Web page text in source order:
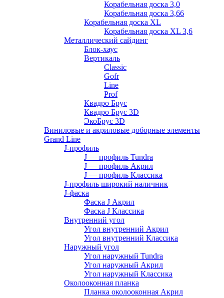
Корабельная доска 3,0
Корабельная доска 3,66
Корабельная доска XL
Корабельная доска XL 3,6
Металлический сайдинг
Блок-хаус
Вертикаль
Classic
Gofr
Line
Prof
Квадро Брус
Квадро Брус 3D
ЭкоБрус 3D
Виниловые и акриловые доборные элементы
Grand Line
J-профиль
J — профиль Tundra
J — профиль Акрил
J — профиль Классика
J-профиль широкий наличник
J-фаска
Фаска J Акрил
Фаска J Классика
Внутренний угол
Угол внутренний Акрил
Угол внутренний Классика
Наружный угол
Угол наружный Tundra
Угол наружный Акрил
Угол наружный Классика
Околооконная планка
Планка околооконная Акрил